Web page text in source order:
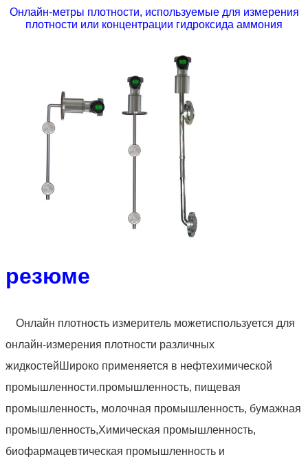
Онлайн-метры плотности, используемые для измерения
плотности или концентрации гидроксида аммония
резюме
Онлайн плотность измеритель можетиспользуется для
онлайн-измерения плотности различных
жидкостей Широко применяется в нефтехимической
промышленности.промышленность, пищевая
промышленность, молочная промышленность, бумажная
промышленность,Химическая промышленность,
биофармацевтическая промышленность и